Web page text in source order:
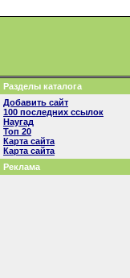
Разделы каталога
Добавить сайт
100 последних ссылок
Наугад
Топ 20
Карта сайта
Карта сайта
Реклама